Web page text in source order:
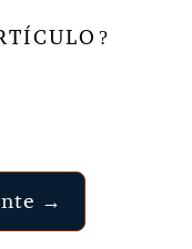
?
→